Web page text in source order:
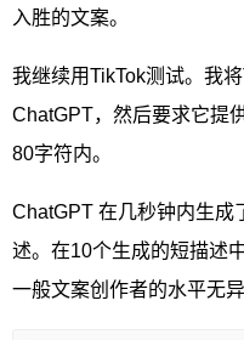
入胜的文案。
我继续用TikTok测试。我
ChatGPT，然后要求它提
80字符内。
ChatGPT 在几秒钟内生成
述。在10个生成的短描述
一般文案创作者的水平无异